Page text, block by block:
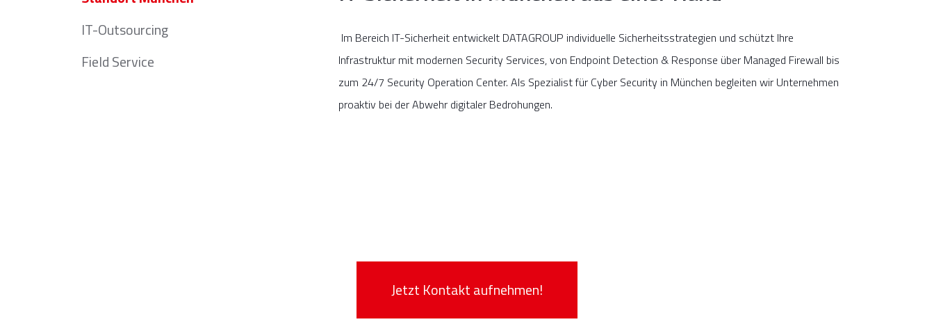
IT-Outsourcing
Field Service
Im Bereich IT-Sicherheit entwickelt DATAGROUP individuelle Sicherheitsstrategien und schützt Ihre
Infrastruktur mit modernen Security Services, von Endpoint Detection & Response über Managed Firewall bis
zum 24/7 Security Operation Center. Als Spezialist für Cyber Security in München begleiten wir Unternehmen
proaktiv bei der Abwehr digitaler Bedrohungen.
Jetzt Kontakt aufnehmen!